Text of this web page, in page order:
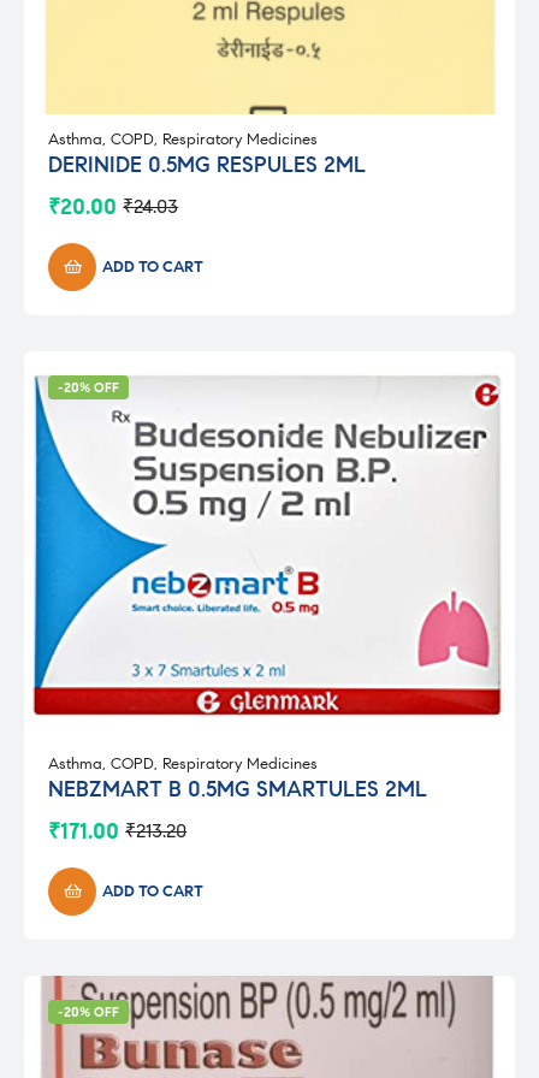
Asthma, COPD, Respiratory Medicines
DERINIDE 0.5MG RESPULES 2ML
₹24.03
Original
was:
₹24.03.
₹20.00
Current
is:
₹20.00.ADD TO CART
-20% OFF
Asthma, COPD, Respiratory Medicines
NEBZMART B 0.5MG SMARTULES 2ML
₹213.20
Original
was:
₹213.20.
₹171.00
Current
is:
₹171.00.ADD TO CART
-20% OFF